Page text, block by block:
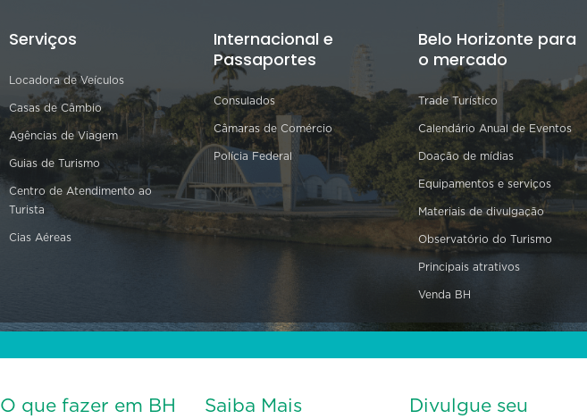
Serviços
Locadora de Veículos
Casas de Câmbio
Agências de Viagem
Guias de Turismo
Centro de Atendimento ao
Turista
Cias Aéreas
Internacional e
Passaportes
Consulados
Câmaras de Comércio
Polícia Federal
Belo Horizonte para
o mercado
Trade Turístico
Calendário Anual de Eventos
Doação de mídias
Equipamentos e serviços
Materiais de divulgação
Observatório do Turismo
Principais atrativos
Venda BH
O que fazer em BH Saiba Mais
Divulgue seu